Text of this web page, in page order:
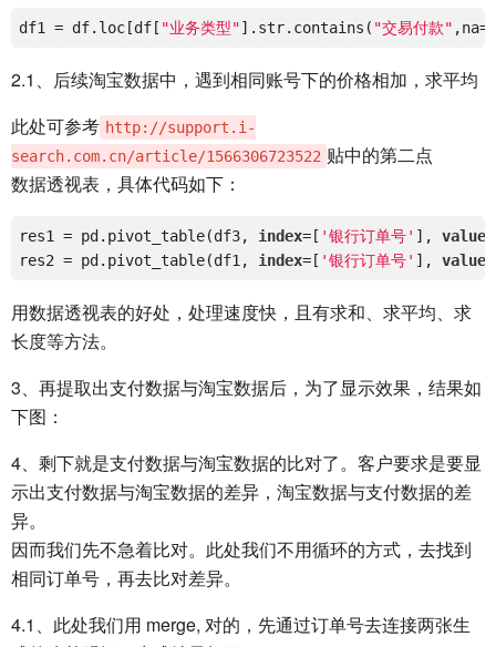
df1 = df.loc[df[ "业务类型"].str.contains( "交易付款" ,na=
2.1、后续淘宝数据中，遇到相同账号下的价格相加，求平均
此处可参考 http://support.i-
search.com.cn/article/1566306723522 贴中的第二点
数据透视表，具体代码如下：
res1 = pd.pivot_table(df3, index=[ '银行订单号' ], values
res2 = pd.pivot_table(df1, index=[ '银行订单号' ], values
用数据透视表的好处，处理速度快，且有求和、求平均、求
长度等方法。
3、再提取出支付数据与淘宝数据后，为了显示效果，结果如
下图：
4、剩下就是支付数据与淘宝数据的比对了。客户要求是要显
示出支付数据与淘宝数据的差异，淘宝数据与支付数据的差
异。
因而我们先不急着比对。此处我们不用循环的方式，去找到
相同订单号，再去比对差异。
4.1、此处我们用 merge, 对的，先通过订单号去连接两张生